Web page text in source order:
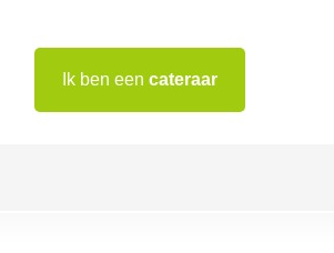
Ik ben een cateraar